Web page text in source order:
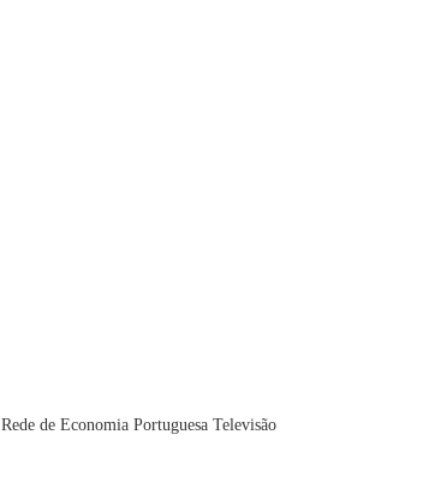
Rede de Economia Portuguesa Televisão